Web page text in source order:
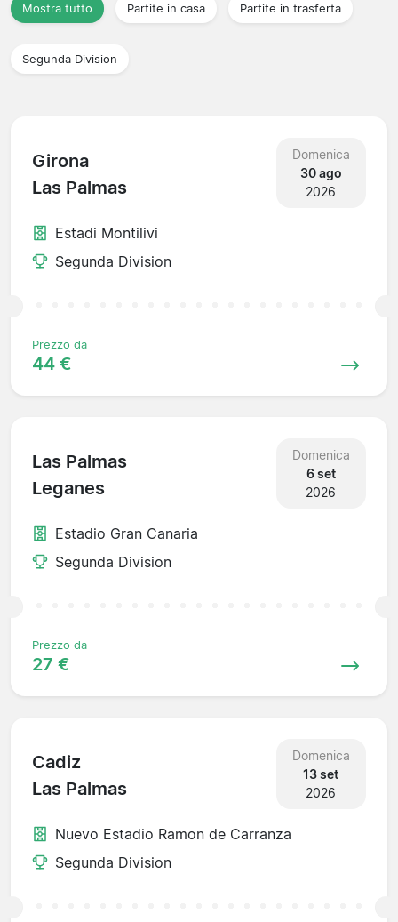
Mostra tutto Partite in casa Partite in trasferta
Segunda Division
Girona
Las Palmas
Domenica
30 ago
2026
Estadi Montilivi
Segunda Division
Prezzo da
44 €
Las Palmas
Leganes
Domenica
6 set
2026
Estadio Gran Canaria
Segunda Division
Prezzo da
27 €
Cadiz
Las Palmas
Domenica
13 set
2026
Nuevo Estadio Ramon de Carranza
Segunda Division